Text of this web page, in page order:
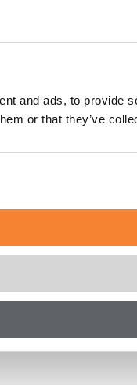
and ads, to provide
or that they’ve